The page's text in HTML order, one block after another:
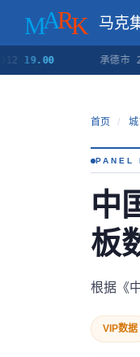
马克
承德市 2012
首页 /
PANEL
中
板
根据《
VIP数据